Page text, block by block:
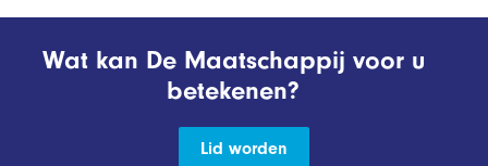
Wat kan De Maatschappij voor u
betekenen?
Lid worden